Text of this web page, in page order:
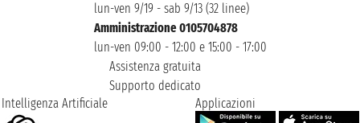
lun-ven 9/19 - sab 9/13 (32 linee)
Amministrazione 0105704878
lun-ven 09:00 - 12:00 e 15:00 - 17:00
Assistenza gratuita
Supporto dedicato
Intelligenza Artificiale
Applicazioni